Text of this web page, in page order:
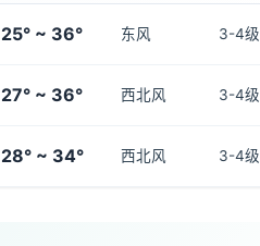
25° ~ 36° 东风 3-4级
27° ~ 36° 西北风 3-4级
28° ~ 34° 西北风 3-4级